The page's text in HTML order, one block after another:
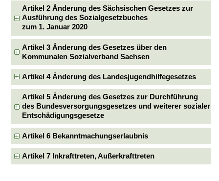
Artikel 2 Änderung des Sächsischen Gesetzes zur
Ausführung des Sozialgesetzbuches
zum 1. Januar 2020
Artikel 3 Änderung des Gesetzes über den
Kommunalen Sozialverband Sachsen
Artikel 4 Änderung des Landesjugendhilfegesetzes
Artikel 5 Änderung des Gesetzes zur Durchführung
des Bundesversorgungsgesetzes und weiterer sozialer
Entschädigungsgesetze
Artikel 6 Bekanntmachungserlaubnis
Artikel 7 Inkrafttreten, Außerkrafttreten